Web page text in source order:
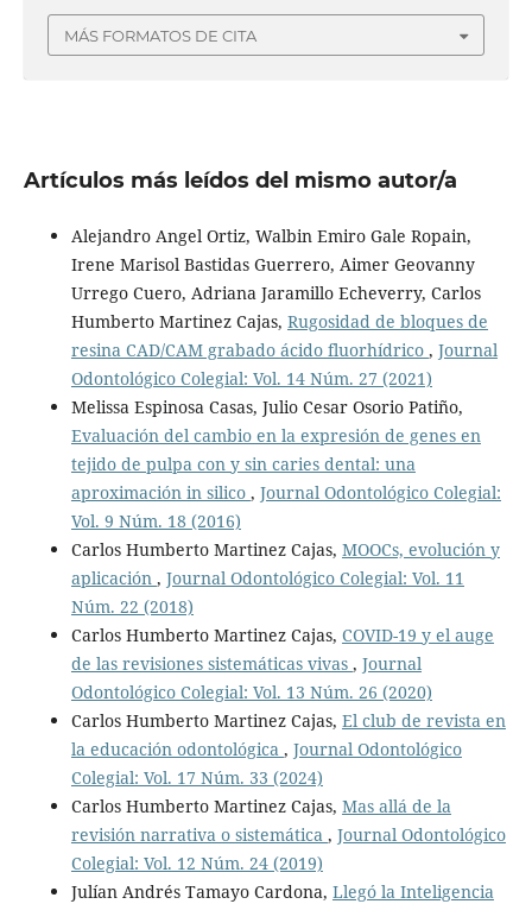
MÁS FORMATOS DE CITA
Artículos más leídos del mismo autor/a
Alejandro Angel Ortiz, Walbin Emiro Gale Ropain,
Irene Marisol Bastidas Guerrero, Aimer Geovanny
Urrego Cuero, Adriana Jaramillo Echeverry, Carlos
Humberto Martinez Cajas, Rugosidad de bloques de
resina CAD/CAM grabado ácido fluorhídrico , Journal
Odontológico Colegial: Vol. 14 Núm. 27 (2021)
Melissa Espinosa Casas, Julio Cesar Osorio Patiño,
Evaluación del cambio en la expresión de genes en
tejido de pulpa con y sin caries dental: una
aproximación in silico , Journal Odontológico Colegial:
Vol. 9 Núm. 18 (2016)
Carlos Humberto Martinez Cajas, MOOCs, evolución y
aplicación , Journal Odontológico Colegial: Vol. 11
Núm. 22 (2018)
Carlos Humberto Martinez Cajas, COVID-19 y el auge
de las revisiones sistemáticas vivas , Journal
Odontológico Colegial: Vol. 13 Núm. 26 (2020)
Carlos Humberto Martinez Cajas, El club de revista en
la educación odontológica , Journal Odontológico
Colegial: Vol. 17 Núm. 33 (2024)
Carlos Humberto Martinez Cajas, Mas allá de la
revisión narrativa o sistemática , Journal Odontológico
Colegial: Vol. 12 Núm. 24 (2019)
Julían Andrés Tamayo Cardona, Llegó la Inteligencia